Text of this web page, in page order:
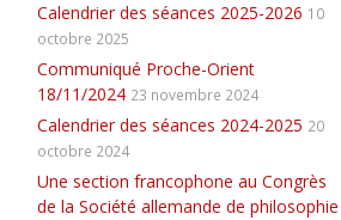
Calendrier des séances 2025-2026 10
octobre 2025
Communiqué Proche-Orient
18/11/2024 23 novembre 2024
Calendrier des séances 2024-2025 20
octobre 2024
Une section francophone au Congrès
de la Société allemande de philosophie